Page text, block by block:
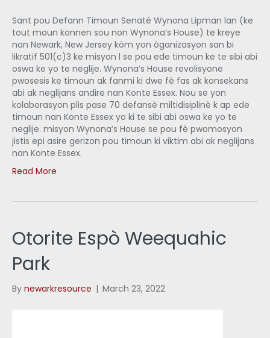
Sant pou Defann Timoun Senatè Wynona Lipman lan (ke
tout moun konnen sou non Wynona’s House) te kreye
nan Newark, New Jersey kòm yon òganizasyon san bi
likratif 501(c)3 ke misyon l se pou ede timoun ke te sibi abi
oswa ke yo te neglije. Wynona’s House revolisyone
pwosesis ke timoun ak fanmi ki dwe fè fas ak konsekans
abi ak neglijans andire nan Konte Essex. Nou se yon
kolaborasyon plis pase 70 defansè miltidisiplinè k ap ede
timoun nan Konte Essex yo ki te sibi abi oswa ke yo te
neglije. misyon Wynona’s House se pou fè pwomosyon
jistis epi asire gerizon pou timoun ki viktim abi ak neglijans
nan Konte Essex.
Read More
Otorite Espò Weequahic
Park
By newarkresource | March 23, 2022